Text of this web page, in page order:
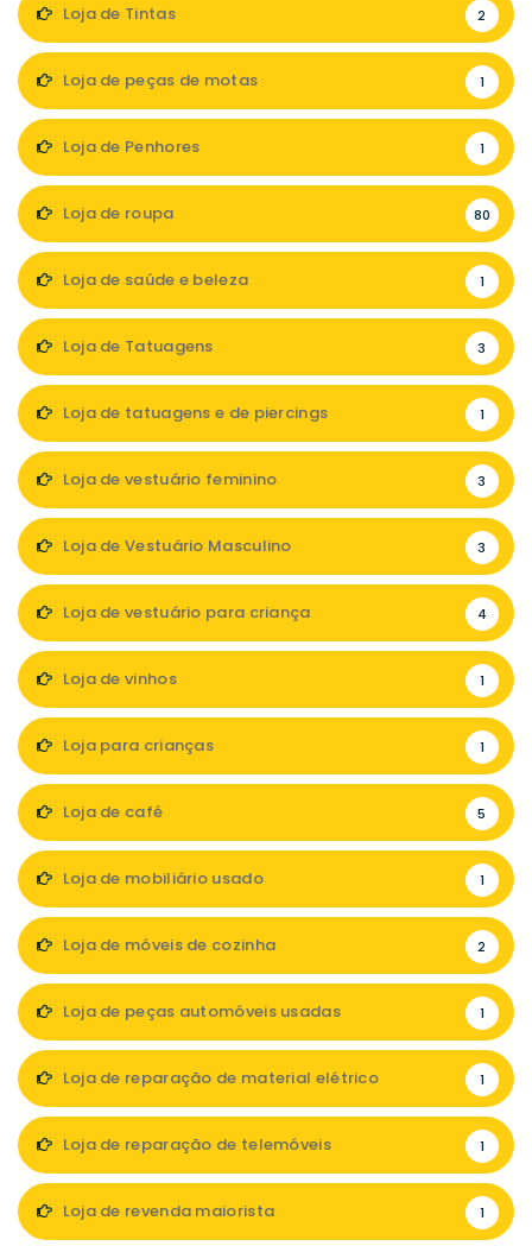
Loja de Tintas 2
Loja de peças de motas 1
Loja de Penhores 1
Loja de roupa 80
Loja de saúde e beleza 1
Loja de Tatuagens 3
Loja de tatuagens e de piercings 1
Loja de vestuário feminino 3
Loja de Vestuário Masculino 3
Loja de vestuário para criança 4
Loja de vinhos 1
Loja para crianças 1
Loja de café 5
Loja de mobiliário usado 1
Loja de móveis de cozinha 2
Loja de peças automóveis usadas 1
Loja de reparação de material elétrico 1
Loja de reparação de telemóveis 1
Loja de revenda maiorista 1